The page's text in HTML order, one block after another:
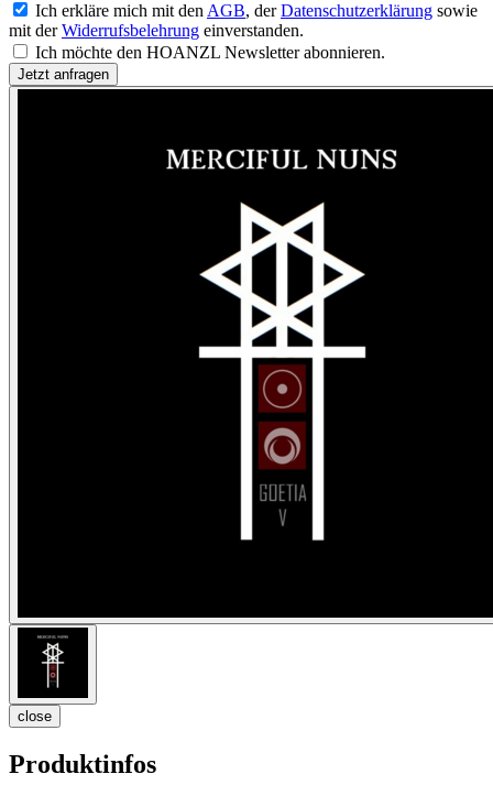
Ich erkläre mich mit den AGB, derDatenschutzerklärung sowie
mit derWiderrufsbelehrung einverstanden.
Ich möchte den HOANZL Newsletter abonnieren.
close
Produktinfos